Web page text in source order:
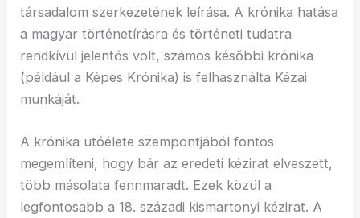
társadalom szerkezetének leírása. A krónika hatása
a magyar történetírásra és történeti tudatra
rendkívül jelentős volt, számos későbbi krónika
(például a Képes Krónika) is felhasználta Kézai
munkáját.
A krónika utóélete szempontjából fontos
megemlíteni, hogy bár az eredeti kézirat elveszett,
több másolata fennmaradt. Ezek közül a
legfontosabb a 18. századi kismartonyi kézirat. A